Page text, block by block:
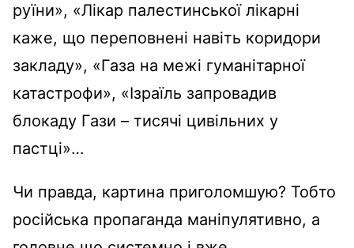
руїни», «Лікар палестинської лікарні
каже, що переповнені навіть коридори
закладу», «Газа на межі гуманітарної
катастрофи», «Ізраїль запровадив
блокаду Гази – тисячі цивільних у
пастці»…
Чи правда, картина приголомшую? Тобто
російська пропаганда маніпулятивно, а